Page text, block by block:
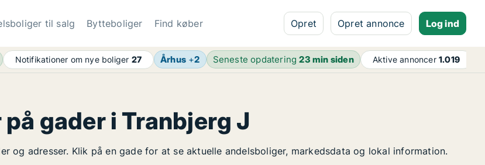
til salg Bytteboliger Find køber Opret Opret annonce Log ind
Notifikationer om nye boliger 27 Århus +2 Seneste opdatering23 min siden Aktive annoncer1.019
gader i Tranbjerg J
og adresser. Klik på en gade for at se aktuelle andelsboliger, markedsdata og lokal information.